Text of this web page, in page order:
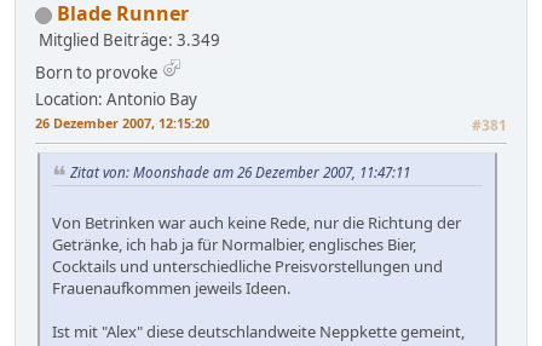
Blade Runner
Mitglied Beiträge: 3.349
Born to provoke
Location: Antonio Bay
26 Dezember 2007, 12:15:20 #381
Zitat von: Moonshade am 26 Dezember 2007, 11:47:11
Von Betrinken war auch keine Rede, nur die Richtung der
Getränke, ich hab ja für Normalbier, englisches Bier,
Cocktails und unterschiedliche Preisvorstellungen und
Frauenaufkommen jeweils Ideen.
Ist mit "Alex" diese deutschlandweite Neppkette gemeint,